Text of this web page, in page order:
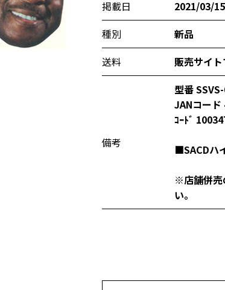
掲載日
2021/03/15
種別
新品
送料
販売サイ
備考
型番
JANコー
ｺｰﾄﾞ
■SACDハ
※店舗併売
い。